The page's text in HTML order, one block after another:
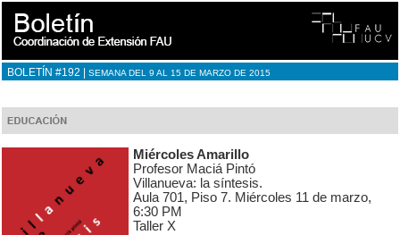
BOLETÍN #192 | SEMANA DEL 9 AL 15 DE MARZO DE 2015
Miércoles Amarillo
Profesor Maciá Pintó
Villanueva: la síntesis.
Aula 701, Piso 7. Miércoles 11 de marzo,
6:30 PM
Taller X